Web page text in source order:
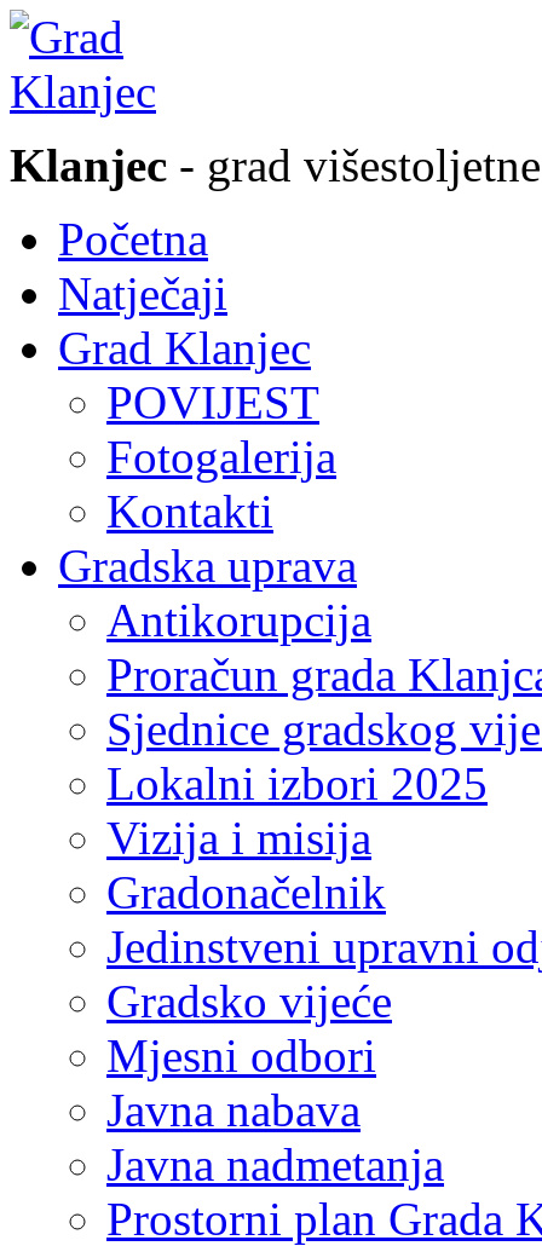
Klanjec - grad
Početna
Natječaji
Grad Klanjec
POVIJEST
Fotogalerija
Kontakti
Gradska uprava
Antikorupcija
Proračun grada
Sjednice gradskog
Lokalni izbori 2025
Vizija i misija
Gradonačelnik
Jedinstveni upravni
Gradsko vijeće
Mjesni odbori
Javna nabava
Javna nadmetanja
Prostorni plan Grada